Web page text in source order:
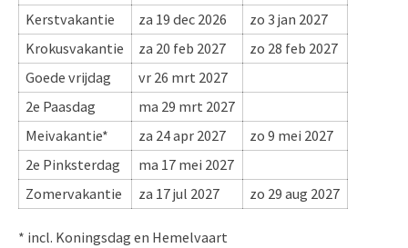
Kerstvakantie
za 19 dec 2026
zo 3 jan 2027
Krokusvakantie
za 20 feb 2027
zo 28 feb 2027
Goede vrijdag
vr 26 mrt 2027
2e Paasdag
ma 29 mrt 2027
Meivakantie*
za 24 apr 2027
zo 9 mei 2027
2e Pinksterdag
ma 17 mei 2027
Zomervakantie
za 17 jul 2027 zo 29 aug 2027
* incl. Koningsdag en Hemelvaart